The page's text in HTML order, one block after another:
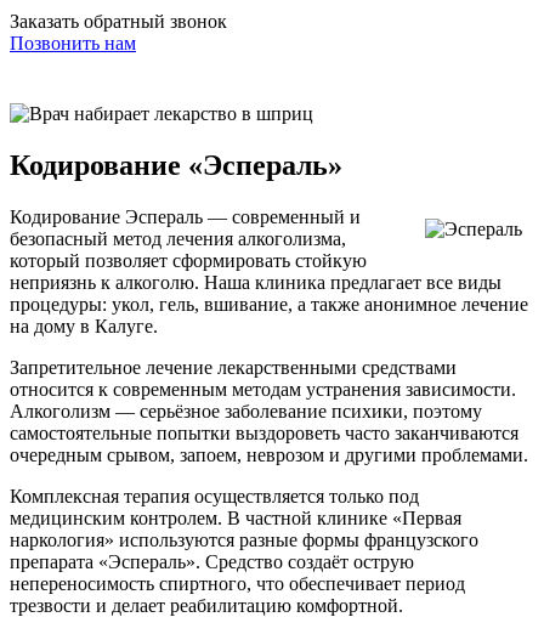
Заказать обратный звонок
Позвонить нам
Кодирование «Эспераль»
Кодирование Эспераль — современный и
безопасный метод лечения алкоголизма,
который позволяет сформировать стойкую
неприязнь к алкоголю. Наша клиника предлагает все виды
процедуры: укол, гель, вшивание, а также анонимное лечение
на дому в Калуге.
Запретительное лечение лекарственными средствами
относится к современным методам устранения зависимости.
Алкоголизм — серьёзное заболевание психики, поэтому
самостоятельные попытки выздороветь часто заканчиваются
очередным срывом, запоем, неврозом и другими проблемами.
Комплексная терапия осуществляется только под
медицинским контролем. В частной клинике «Первая
наркология» используются разные формы французского
препарата «Эспераль». Средство создаёт острую
непереносимость спиртного, что обеспечивает период
трезвости и делает реабилитацию комфортной.